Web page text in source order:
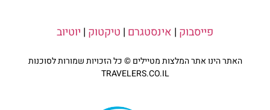
פייסבוק | אינסטגרם | טיקטוק | יוטיוב
האתר הינו אתר המלצות מטיילים © כל הזכויות שמורות לסוכנות
TRAVELERS.CO.IL